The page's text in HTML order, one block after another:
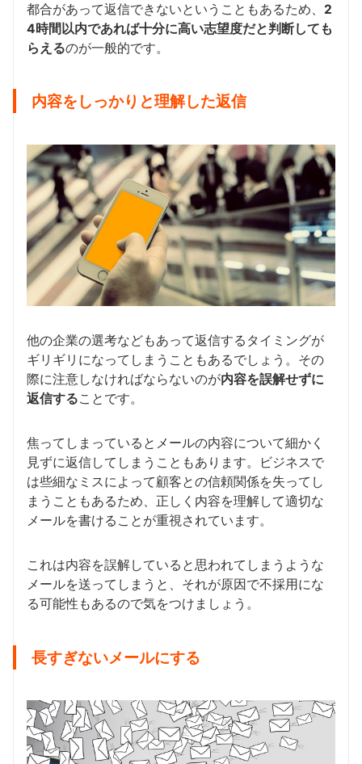
都合があって返信できないということもあるため、 2
4時間以内であれば十分に高い志望度だと判断しても
らえるのが一般的です。
内容をしっかりと理解した返信
他の企業の選考などもあって返信するタイミングが
ギリギリになってしまうこともあるでしょう。その
際に注意しなければならないのが内容を誤解せずに
返信することです。
焦ってしまっているとメールの内容について細かく
見ずに返信してしまうこともあります。ビジネスで
は些細なミスによって顧客との信頼関係を失ってし
まうこともあるため、正しく内容を理解して適切な
メールを書けることが重視されています。
これは内容を誤解していると思われてしまうような
メールを送ってしまうと、それが原因で不採用にな
る可能性もあるので気をつけましょう。
長すぎないメールにする